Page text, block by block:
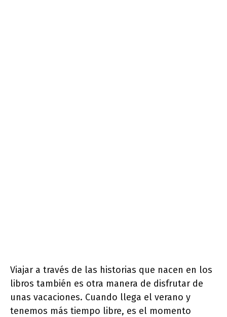
Viajar a través de las historias que nacen en los
libros también es otra manera de disfrutar de
unas vacaciones. Cuando llega el verano y
tenemos más tiempo libre, es el momento